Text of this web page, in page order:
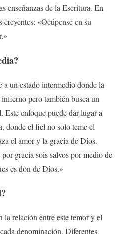
enseñanzas de la Escritura. En
«Ocúpense en su
a un estado intermedio donde la
pero también busca un
enfoque puede dar lugar a
donde el fiel no solo teme el
el amor y la gracia de Dios.
gracia sois salvos por medio de
es don de Dios.»
la relación entre este temor y el
denominación. Diferentes